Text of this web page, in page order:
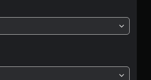
중
평
4